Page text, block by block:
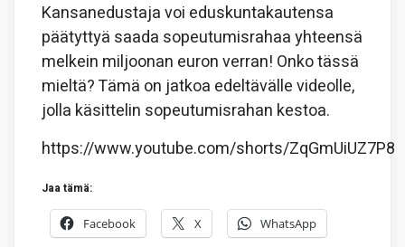
Kansanedustaja voi eduskuntakautensa
päätyttyä saada sopeutumisrahaa yhteensä
melkein miljoonan euron verran! Onko tässä
mieltä? Tämä on jatkoa edeltävälle videolle,
jolla käsittelin sopeutumisrahan kestoa.
https://www.youtube.com/shorts/ZqGmUiUZ7P8
Jaa tämä:
Facebook X WhatsApp